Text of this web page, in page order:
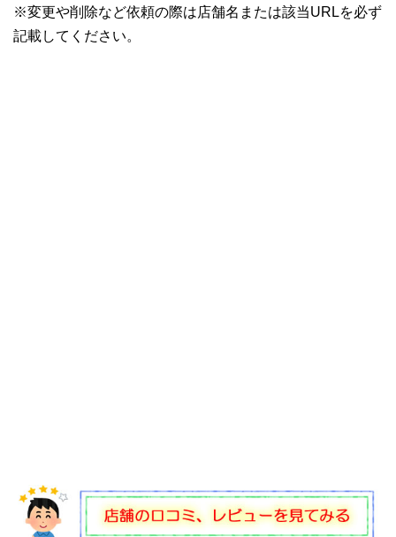
※変更や削除など依頼の際は店舗名または該当URLを必ず
記載してください。